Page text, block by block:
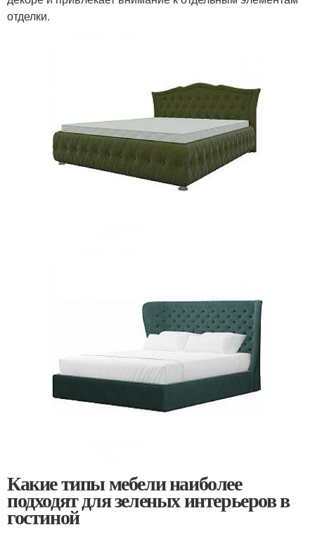
отделки.
Какие типы мебели наиболее
подходят для зеленых интерьеров в
гостиной